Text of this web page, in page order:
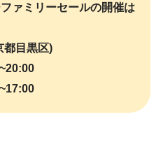
ァミリーセールの開催は
都目黒区)